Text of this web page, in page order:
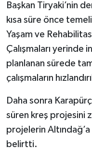
Başkan Tiryaki’nin
kısa süre önce
Yaşam ve
Çalışmaları yerinde
planlanan sürede
çalışmaların
Daha sonra
süren kreş projesini
projelerin Altındağ’a
belirtti.